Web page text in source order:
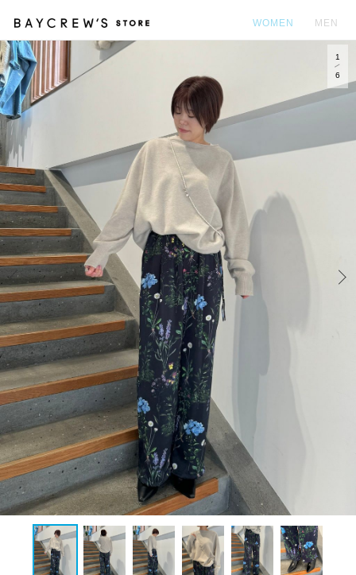
WOMEN MEN
Prev
1
6